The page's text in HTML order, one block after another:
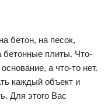
бетон, на песок,
бетонные плиты. Что-
а что-то нет.
каждый объект и
Для этого Вас